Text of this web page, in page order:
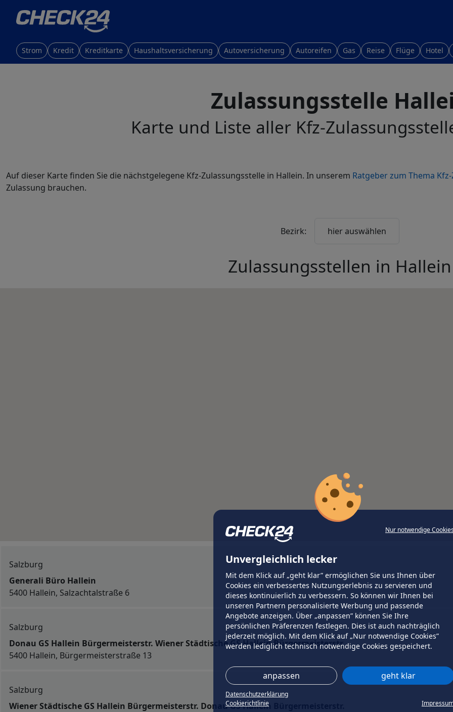
Nur notwendige
Unvergleichlich lecker
Mit dem Klick auf „geht klar” ermöglichen Sie uns Ihnen über
Cookies ein verbessertes Nutzungserlebnis zu servieren und
dieses kontinuierlich zu verbessern. So können wir Ihnen bei
unseren Partnern personalisierte Werbung und passende
Angebote anzeigen. Über „anpassen” können Sie Ihre
persönlichen Präferenzen festlegen. Dies ist auch nachträglich
jederzeit möglich. Mit dem Klick auf „Nur notwendige Cookies”
werden lediglich technisch notwendige Cookies gespeichert.
anpassen geht klar
Datenschutzerklärung
Cookierichtlinie
Strom Kredit Kreditkarte Haushaltsversicherung Autoversicherung Autoreifen Gas Reise Flüge Hotel
Zulassungsstelle
Karte und Liste aller Kfz-
Auf dieser Karte finden Sie die nächstgelegene Kfz-Zulassungsstelle in Hallein. In unserem Ratgeber zum Thema
Zulassung brauchen.
Bezirk: hier auswählen
Zulassungsstellen in Hallein
Salzburg
Generali Büro Hallein
5400 Hallein, Salzachtalstraße 6
Salzburg
Donau GS Hallein Bürgermeisterstr. Wiener Städtische GS Hallein Bürgermeisterstr.
5400 Hallein, Bürgermeisterstraße 13
Salzburg
Wiener Städtische GS Hallein Bürgermeisterstr. Donau GS Hallein Bürgermeisterstr.